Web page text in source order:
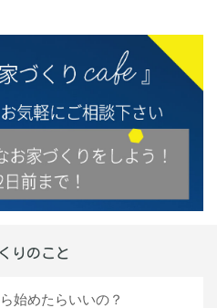
りのこと
始めたらいいの？